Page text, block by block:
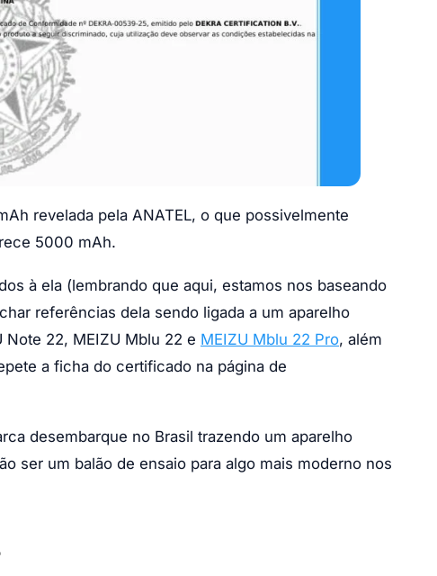
revelada pela ANATEL, o que possivelmente
5000 mAh.
à ela (lembrando que aqui, estamos nos baseando
referências dela sendo ligada a um aparelho
22, MEIZU Mblu 22 e MEIZU Mblu 22 Pro, além
a ficha do certificado na página de
desembarque no Brasil trazendo um aparelho
ser um balão de ensaio para algo mais moderno nos